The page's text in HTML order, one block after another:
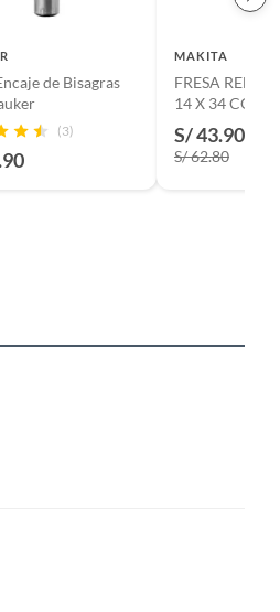
de Bisagras
(3)
MAKITA
FRESA
14 X 34 CON
49769 -
S/ 43.90
S/ 62.80